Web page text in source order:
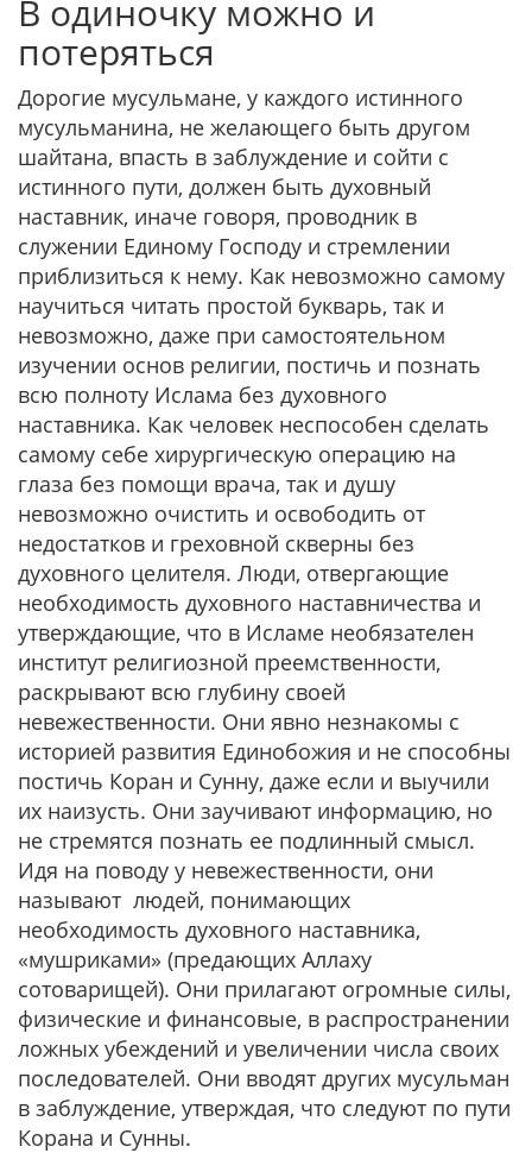
В одиночку можно и
потеряться
Дорогие мусульмане, у каждого истинного
мусульманина, не желающего быть другом
шайтана, впасть в заблуждение и сойти с
истинного пути, должен быть духовный
наставник, иначе говоря, проводник в
служении Единому Господу и стремлении
приблизиться к нему. Как невозможно самому
научиться читать простой букварь, так и
невозможно, даже при самостоятельном
изучении основ религии, постичь и познать
всю полноту Ислама без духовного
наставника. Как человек неспособен сделать
самому себе хирургическую операцию на
глаза без помощи врача, так и душу
невозможно очистить и освободить от
недостатков и греховной скверны без
духовного целителя. Люди, отвергающие
необходимость духовного наставничества и
утверждающие, что в Исламе необязателен
институт религиозной преемственности,
раскрывают всю глубину своей
невежественности. Они явно незнакомы с
историей развития Единобожия и не способны
постичь Коран и Сунну, даже если и выучили
их наизусть. Они заучивают информацию, но
не стремятся познать ее подлинный смысл.
Идя на поводу у невежественности, они
называют людей, понимающих
необходимость духовного наставника,
«мушриками» (предающих Аллаху
сотоварищей). Они прилагают огромные силы,
физические и финансовые, в распространении
ложных убеждений и увеличении числа своих
последователей. Они вводят других мусульман
в заблуждение, утверждая, что следуют по пути
Корана и Сунны.